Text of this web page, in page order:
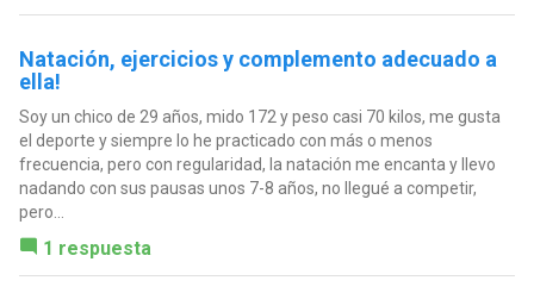
Natación, ejercicios y complemento adecuado a
ella!
Soy un chico de 29 años, mido 172 y peso casi 70 kilos, me gusta
el deporte y siempre lo he practicado con más o menos
frecuencia, pero con regularidad, la natación me encanta y llevo
nadando con sus pausas unos 7-8 años, no llegué a competir,
pero...
1 respuesta